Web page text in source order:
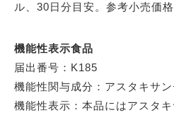
ル、30日分目安。参考小売価格
機能性表示食品
届出番号：K185
機能性関与成分：アスタキサ
機能性表示：本品にはアスタキ